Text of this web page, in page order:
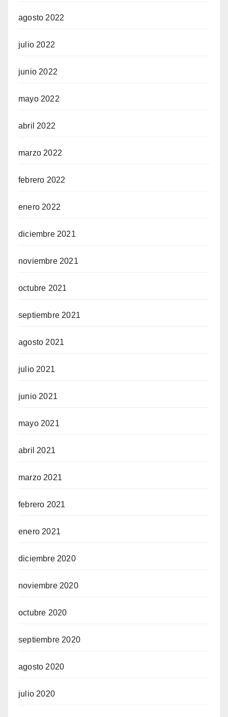
agosto 2022
julio 2022
junio 2022
mayo 2022
abril 2022
marzo 2022
febrero 2022
enero 2022
diciembre 2021
noviembre 2021
octubre 2021
septiembre 2021
agosto 2021
julio 2021
junio 2021
mayo 2021
abril 2021
marzo 2021
febrero 2021
enero 2021
diciembre 2020
noviembre 2020
octubre 2020
septiembre 2020
agosto 2020
julio 2020